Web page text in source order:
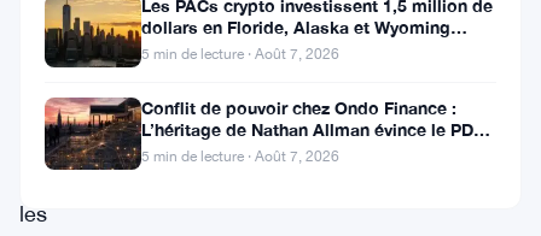
2025,
les
investisseurs
les
Les PACs crypto investissent 1,5 million de
dollars en Floride, Alaska et Wyoming
après un revers au Michigan
5 min de lecture · Août 7, 2026
Conflit de pouvoir chez Ondo Finance :
L’héritage de Nathan Allman évince le PDG
Ian De Bode le 24 juillet
5 min de lecture · Août 7, 2026